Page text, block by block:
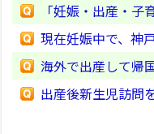
「妊娠・出産・
現在妊娠中で、神
海外で出産して帰
出産後新生児訪問